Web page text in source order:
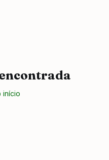
início